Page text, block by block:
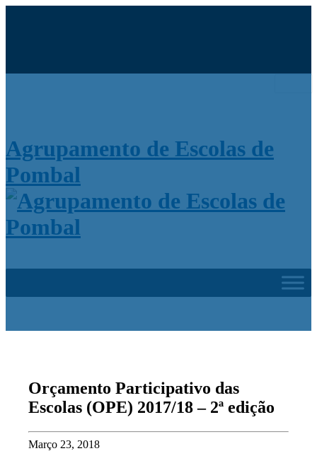
Agrupamento de Escolas de
Pombal
Orçamento Participativo das
Escolas (OPE) 2017/18 – 2ª edição
Março 23, 2018